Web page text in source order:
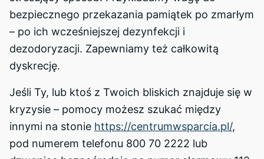
bezpiecznego przekazania pamiątek po zmarłym
– po ich wcześniejszej dezynfekcji i
dezodoryzacji. Zapewniamy też całkowitą
dyskrecję.
Jeśli Ty, lub ktoś z Twoich bliskich znajduje się w
kryzysie – pomocy możesz szukać między
innymi na stonie https://centrumwsparcia.pl/,
pod numerem telefonu 800 70 2222 lub